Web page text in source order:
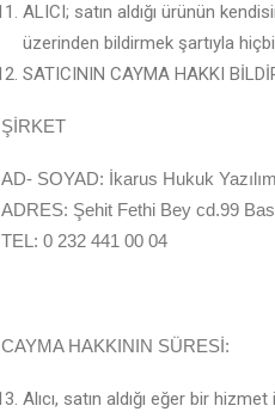
ALICI; satın aldığı ürünün
üzerinden bildirmek şartıyla
SATICININ CAYMA HAKKI
ŞİRKET
AD- SOYAD: İkarus Hukuk
ADRES: Şehit Fethi Bey cd.99
TEL: 0 232 441 00 04
CAYMA HAKKININ SÜRESİ:
Alıcı, satın aldığı eğer bir